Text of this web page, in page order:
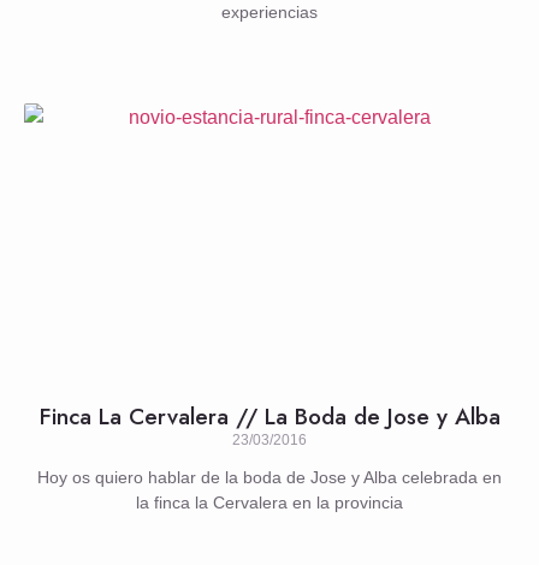
experiencias
Finca La Cervalera // La Boda de Jose y Alba
23/03/2016
Hoy os quiero hablar de la boda de Jose y Alba celebrada en
la finca la Cervalera en la provincia